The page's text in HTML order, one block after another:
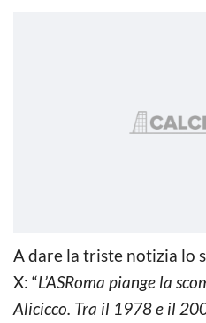
A dare la triste notizia lo
X: “L’ASRoma piange la
Alicicco. Tra il 1978 e il